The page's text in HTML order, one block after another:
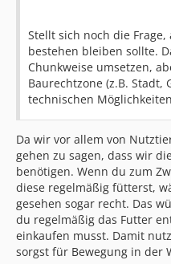
Stellt sich noch die
bestehen bleiben sollte.
Chunkweise umsetzen,
Baurechtzone (z.B. Stadt,
technischen
Da wir vor allem von
gehen zu sagen, dass wir
benötigen. Wenn du zum
diese regelmäßig fütterst,
gesehen sogar recht. Das
du regelmäßig das Futter
einkaufen musst. Damit
sorgst für Bewegung in der